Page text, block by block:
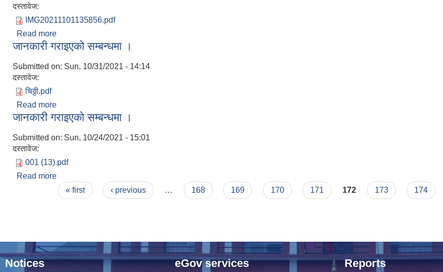
दस्तावेज:
IMG20211101135856.pdf
Read more
जानकारी गराइएको सम्बन्धमा ।
Submitted on: Sun, 10/31/2021 - 14:14
दस्तावेज:
चिठ्ठी.pdf
Read more
जानकारी गराइएको सम्बन्धमा ।
Submitted on: Sun, 10/24/2021 - 15:01
दस्तावेज:
001 (13).pdf
Read more
« first ‹ previous … 168 169 170 171 172 173 174
Notices eGov services Reports